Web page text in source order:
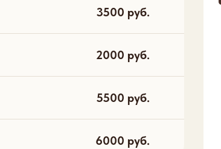
3500 руб.
2000 руб.
5500 руб.
6000 руб.